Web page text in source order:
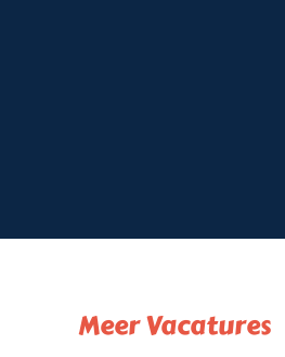
Meer Vacatures